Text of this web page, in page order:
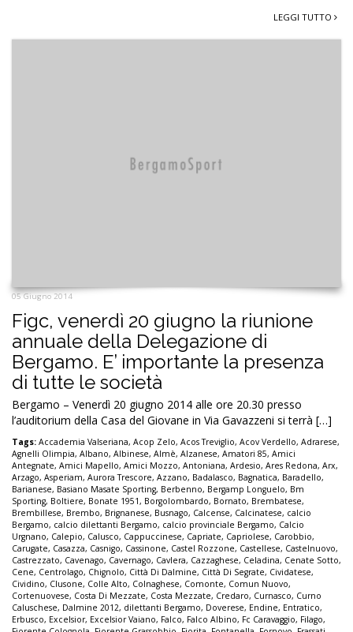
LEGGI TUTTO
05 Giugno 2014
Figc, venerdì 20 giugno la riunione
annuale della Delegazione di
Bergamo. E’ importante la presenza
di tutte le società
Bergamo – Venerdì 20 giugno 2014 alle ore 20.30 presso
l’auditorium della Casa del Giovane in Via Gavazzeni si terrà […]
Tags: Accademia Valseriana, Acop Zelo, Acos Treviglio, Acov Verdello, Adrarese,
Agnelli Olimpia, Albano, Albinese, Almè, Alzanese, Amatori 85, Amici
Antegnate, Amici Mapello, Amici Mozzo, Antoniana, Ardesio, Ares Redona, Arx,
Arzago, Asperiam, Aurora Trescore, Azzano, Badalasco, Bagnatica, Baradello,
Barianese, Basiano Masate Sporting, Berbenno, Bergamp Longuelo, Bm
Sporting, Boltiere, Bonate 1951, Borgolombardo, Bornato, Brembatese,
Brembillese, Brembo, Brignanese, Busnago, Calcense, Calcinatese, calcio
Bergamo, calcio dilettanti Bergamo, calcio provinciale Bergamo, Calcio
Urgnano, Calepio, Calusco, Cappuccinese, Capriate, Capriolese, Carobbio,
Carugate, Casazza, Casnigo, Cassinone, Castel Rozzone, Castellese, Castelnuovo,
Castrezzato, Cavenago, Cavernago, Cavlera, Cazzaghese, Celadina, Cenate Sotto,
Cene, Centrolago, Chignolo, Città Di Dalmine, Città Di Segrate, Cividatese,
Cividino, Clusone, Colle Alto, Colnaghese, Comonte, Comun Nuovo,
Cortenuovese, Costa Di Mezzate, Costa Mezzate, Credaro, Curnasco, Curno
Caluschese, Dalmine 2012, dilettanti Bergamo, Doverese, Endine, Entratico,
Erbusco, Excelsior, Excelsior Vaiano, Falco, Falco Albino, Fc Caravaggio, Filago,